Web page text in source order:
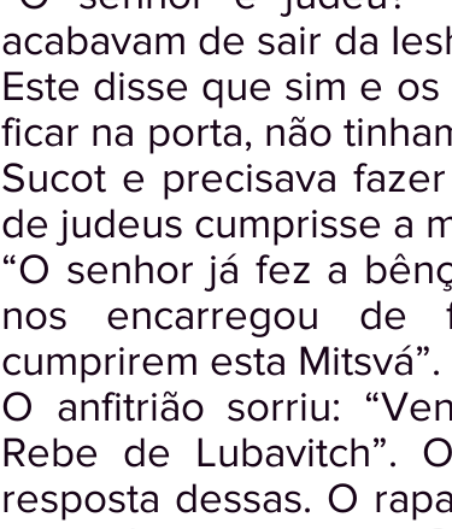
acabavam de sair da
Este disse que sim e
ficar na porta, não
Sucot e precisava
de judeus cumprisse a
“O senhor já fez a
nos encarregou de
cumprirem esta Mitsvá”.
O anfitrião sorriu:
Rebe de Lubavitch”.
resposta dessas. O